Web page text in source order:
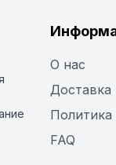
О нас
Доставка
Политика
FAQ